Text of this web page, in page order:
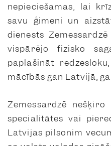
nepieciešamas, lai
savu ģimeni un
dienests
vispārējo fizisko
paplašināt
mācībās gan Latvijā,
Zemessardzē
specialitātes vai
Latvijas pilsonim